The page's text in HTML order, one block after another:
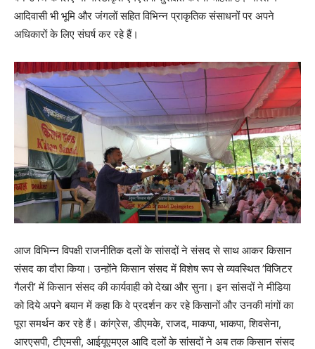
आदिवासी भी भूमि और जंगलों सहित विभिन्न प्राकृतिक संसाधनों पर अपने
अधिकारों के लिए संघर्ष कर रहे हैं।
आज विभिन्न विपक्षी राजनीतिक दलों के सांसदों ने संसद से साथ आकर किसान
संसद का दौरा किया। उन्होंने किसान संसद में विशेष रूप से व्यवस्थित ’विजिटर
गैलरी’ में किसान संसद की कार्यवाही को देखा और सुना। इन सांसदों ने मीडिया
को दिये अपने बयान में कहा कि वे प्रदर्शन कर रहे किसानों और उनकी मांगों का
पूरा समर्थन कर रहे हैं। कांग्रेस, डीएमके, राजद, माकपा, भाकपा, शिवसेना,
आरएसपी, टीएमसी, आईयूएमएल आदि दलों के सांसदों ने अब तक किसान संसद